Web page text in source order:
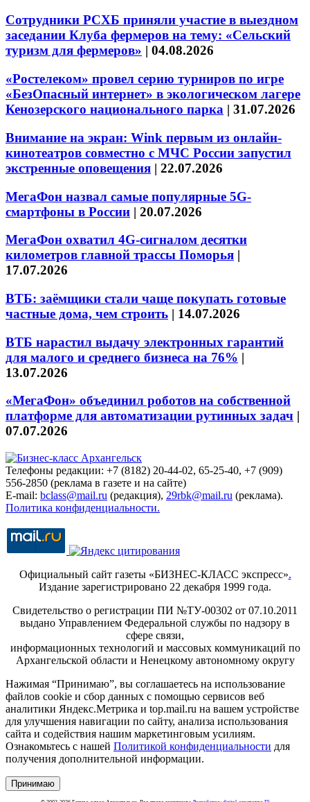
Сотрудники РСХБ приняли участие в выездном
заседании Клуба фермеров на тему: «Сельский
туризм для фермеров» | 04.08.2026
«Ростелеком» провел серию турниров по игре
«БезОпасный интернет» в экологическом лагере
Кенозерского национального парка | 31.07.2026
Внимание на экран: Wink первым из онлайн-
кинотеатров совместно с МЧС России запустил
экстренные оповещения | 22.07.2026
МегаФон назвал самые популярные 5G-
смартфоны в России | 20.07.2026
МегаФон охватил 4G-сигналом десятки
километров главной трассы Поморья |
17.07.2026
ВТБ: заёмщики стали чаще покупать готовые
частные дома, чем строить | 14.07.2026
ВТБ нарастил выдачу электронных гарантий
для малого и среднего бизнеса на 76% |
13.07.2026
«МегаФон» объединил роботов на собственной
платформе для автоматизации рутинных задач |
07.07.2026
Телефоны редакции: +7 (8182) 20-44-02, 65-25-40, +7 (909)
556-2850 (реклама в газете и на сайте)
E-mail: bclass@mail.ru (редакция), 29rbk@mail.ru (реклама).
Политика конфиденциальности.
Официальный сайт газеты «БИЗНЕС-КЛАСС экспресс».
Издание зарегистрировано 22 декабря 1999 года.
Свидетельство о регистрации ПИ №ТУ-00302 от 07.10.2011
выдано Управлением Федеральной службы по надзору в
сфере связи,
информационных технологий и массовых коммуникаций по
Архангельской области и Ненецкому автономному округу
Нажимая “Принимаю”, вы соглашаетесь на использование
файлов cookie и сбор данных с помощью сервисов веб
аналитики Яндекс.Метрика и top.mail.ru на вашем устройстве
для улучшения навигации по сайту, анализа использования
сайта и содействия нашим маркетинговым усилиям.
Ознакомьтесь с нашей Политикой конфиденциальности для
получения дополнительной информации.
Принимаю